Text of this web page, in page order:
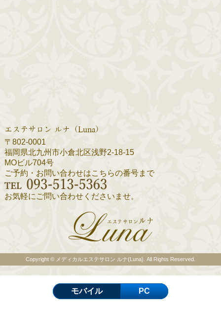
エステサロン ルナ（Luna）
〒802-0001
福岡県北九州市小倉北区浅野2-18-15
MOビル704号
ご予約・お問い合わせはこちらの番号まで
お気軽にご問い合わせくださいませ。
Copyright © メディカルエステサロン ルナ(Luna) . All Rights Reserved.
モバイル PC